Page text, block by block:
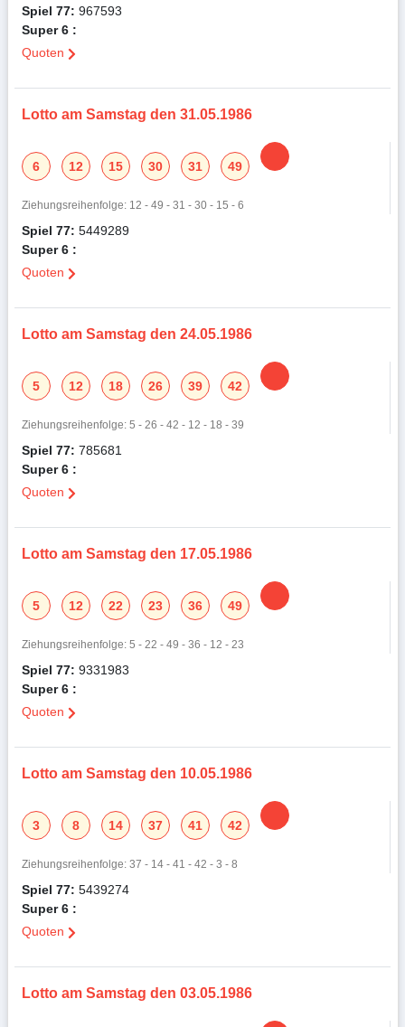
Spiel 77: 967593
Super 6 :
Quoten
Lotto am Samstag den 31.05.1986
6 12 15 30 31 49
Ziehungsreihenfolge: 12 - 49 - 31 - 30 - 15 - 6
Spiel 77: 5449289
Super 6 :
Quoten
Lotto am Samstag den 24.05.1986
5 12 18 26 39 42
Ziehungsreihenfolge: 5 - 26 - 42 - 12 - 18 - 39
Spiel 77: 785681
Super 6 :
Quoten
Lotto am Samstag den 17.05.1986
5 12 22 23 36 49
Ziehungsreihenfolge: 5 - 22 - 49 - 36 - 12 - 23
Spiel 77: 9331983
Super 6 :
Quoten
Lotto am Samstag den 10.05.1986
3 8 14 37 41 42
Ziehungsreihenfolge: 37 - 14 - 41 - 42 - 3 - 8
Spiel 77: 5439274
Super 6 :
Quoten
Lotto am Samstag den 03.05.1986